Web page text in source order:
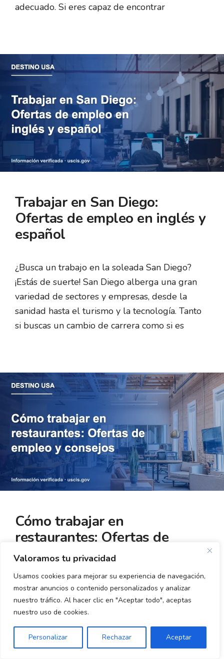
Valoramos tu privacidad
Usamos cookies para mejorar su experiencia de navegación,
mostrar anuncios o contenido personalizados y analizar
nuestro tráfico. Al hacer clic en "Aceptar todo", aceptas
nuestro uso de cookies.
Personalizar Rechazar Aceptar
adecuado. Si eres capaz de encontrar
Trabajar en San Diego:
Ofertas de empleo en inglés y
español
¿Busca un trabajo en la soleada San Diego?
¡Estás de suerte! San Diego alberga una gran
variedad de sectores y empresas, desde la
sanidad hasta el turismo y la tecnología. Tanto
si buscas un cambio de carrera como si es
Cómo trabajar en
restaurantes: Ofertas de
empleo y consejos
A los estadounidenses les encanta comer fuera
y pueden satisfacer este deseo en los miles de
restaurantes que existen en cada esquina. Por
esta razón, los restaurantes son una de las más
grandes industrias en el país que continúa